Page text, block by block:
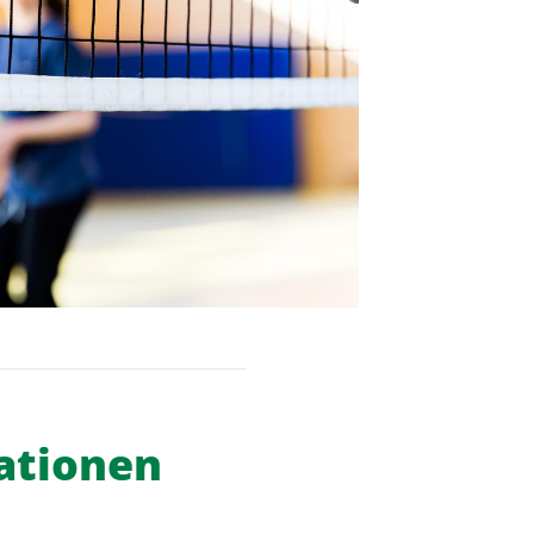
Barsinghausen e.V.
41
Barsinghausen
514039
info@tsv-barsinghausen.de